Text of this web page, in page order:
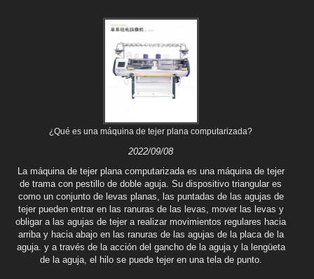
¿Qué es una máquina de tejer plana computarizada?
2022/09/08
La máquina de tejer plana computarizada es una máquina de tejer
de trama con pestillo de doble aguja. Su dispositivo triangular es
como un conjunto de levas planas, las puntadas de las agujas de
tejer pueden entrar en las ranuras de las levas, mover las levas y
obligar a las agujas de tejer a realizar movimientos regulares hacia
arriba y hacia abajo en las ranuras de las agujas de la placa de la
aguja. y a través de la acción del gancho de la aguja y la lengüeta
de la aguja, el hilo se puede tejer en una tela de punto.